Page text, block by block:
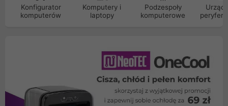
Konfigurator
komputerów
Komputery i
laptopy
Podzespoły
komputerowe